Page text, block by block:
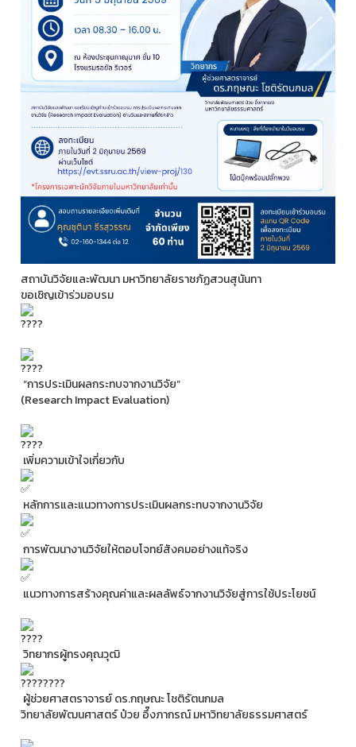
สถาบันวิจัยและพัฒนา มหาวิทยาลัยราชภัฏสวนสุนันทา
ขอเชิญเข้าร่วมอบรม
“การประเมินผลกระทบจากงานวิจัย”
(Research Impact Evaluation)
เพิ่มความเข้าใจเกี่ยวกับ
หลักการและแนวทางการประเมินผลกระทบจากงานวิจัย
การพัฒนางานวิจัยให้ตอบโจทย์สังคมอย่างแท้จริง
แนวทางการสร้างคุณค่าและผลลัพธ์จากงานวิจัยสู่การใช้ประโยชน์
วิทยากรผู้ทรงคุณวุฒิ
ผู้ช่วยศาสตราจารย์ ดร.กฤษณะ โชติรัตนกมล
วิทยาลัยพัฒนศาสตร์ ป๋วย อึ๊งภากรณ์ มหาวิทยาลัยธรรมศาสตร์